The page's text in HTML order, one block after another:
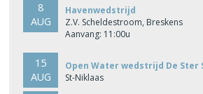
8
AUG
Havenwedstrijd
Z.V. Scheldestroom, Breskens
Aanvang: 11:00u
15
AUG
Open Water wedstrijd De Ster
St-Niklaas